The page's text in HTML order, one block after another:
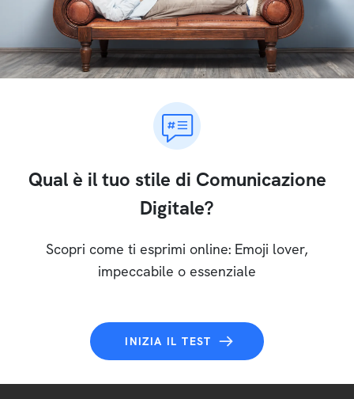
Qual è il tuo stile di Comunicazione
Digitale?
Scopri come ti esprimi online: Emoji lover,
impeccabile o essenziale
INIZIA IL TEST